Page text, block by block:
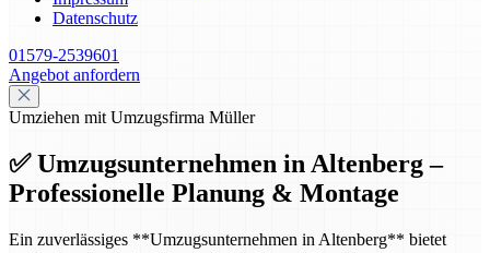
Datenschutz
01579-2539601
Angebot anfordern
Umziehen mit Umzugsfirma Müller
✅ Umzugsunternehmen in Altenberg –
Professionelle Planung & Montage
Ein zuverlässiges **Umzugsunternehmen in Altenberg** bietet